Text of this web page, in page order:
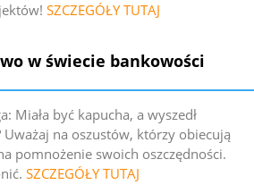
SZCZEGÓŁY TUTAJ
w świecie bankowości
Miała być kapucha, a wyszedł
Uważaj na oszustów, którzy obiecują
pomnożenie swoich oszczędności.
SZCZEGÓŁY TUTAJ